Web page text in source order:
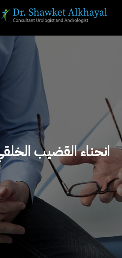
انحناء القضيب